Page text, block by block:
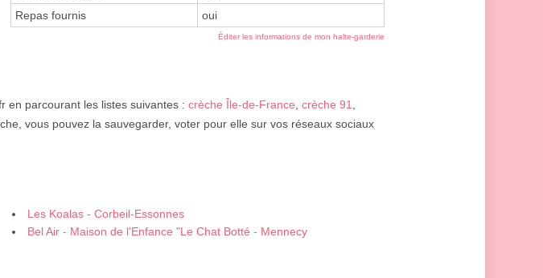
Repas fournis
oui
Éditer les informations de mon halte-garderie
en parcourant les listes suivantes : crèche Île-de-France, crèche 91,
vous pouvez la sauvegarder, voter pour elle sur vos réseaux sociaux
Les Koalas - Corbeil-Essonnes
Bel Air - Maison de l'Enfance "Le Chat Botté - Mennecy